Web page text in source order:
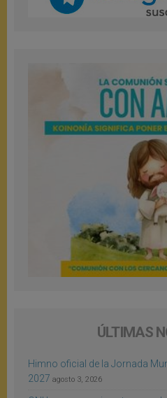
ÚLTIMAS
Himno oficial de la Jornada
2027 agosto 3, 2026